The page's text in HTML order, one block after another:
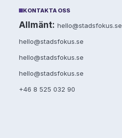
KONTAKTA OSS
Allmänt: hello@stadsfokus.se
hello@stadsfokus.se
hello@stadsfokus.se
hello@stadsfokus.se
+46 8 525 032 90